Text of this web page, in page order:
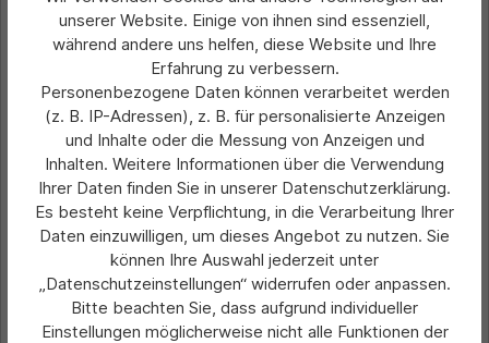
Durchschnittliche Bewertung von 0 von 5 Sternen
Verbotsaufkleber Betreten der Fläche
verboten PVC-Folie
Ab3,06 €*
unserer Website. Einige von ihnen sind essenziell,
während andere uns helfen, diese Website und Ihre
Erfahrung zu verbessern.
Personenbezogene Daten können verarbeitet werden
(z. B. IP-Adressen), z. B. für personalisierte Anzeigen
und Inhalte oder die Messung von Anzeigen und
Inhalten. Weitere Informationen über die Verwendung
Ihrer Daten finden Sie in unserer Datenschutzerklärung.
Es besteht keine Verpflichtung, in die Verarbeitung Ihrer
Daten einzuwilligen, um dieses Angebot zu nutzen. Sie
können Ihre Auswahl jederzeit unter
„Datenschutzeinstellungen“ widerrufen oder anpassen.
Bitte beachten Sie, dass aufgrund individueller
Einstellungen möglicherweise nicht alle Funktionen der